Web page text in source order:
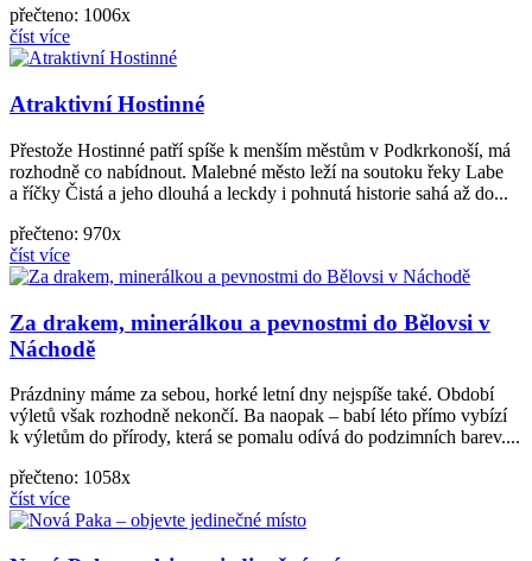
přečteno: 1006x
číst více
Atraktivní Hostinné
Přestože Hostinné patří spíše k menším městům v Podkrkonoší, má
rozhodně co nabídnout. Malebné město leží na soutoku řeky Labe
a říčky Čistá a jeho dlouhá a leckdy i pohnutá historie sahá až do...
přečteno: 970x
číst více
Za drakem, minerálkou a pevnostmi do Bělovsi v
Náchodě
Prázdniny máme za sebou, horké letní dny nejspíše také. Období
výletů však rozhodně nekončí. Ba naopak – babí léto přímo vybízí
k výletům do přírody, která se pomalu odívá do podzimních barev....
přečteno: 1058x
číst více